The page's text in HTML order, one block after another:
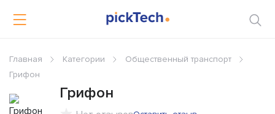
Главная Категории
Общественный транспорт
Грифон
Грифон